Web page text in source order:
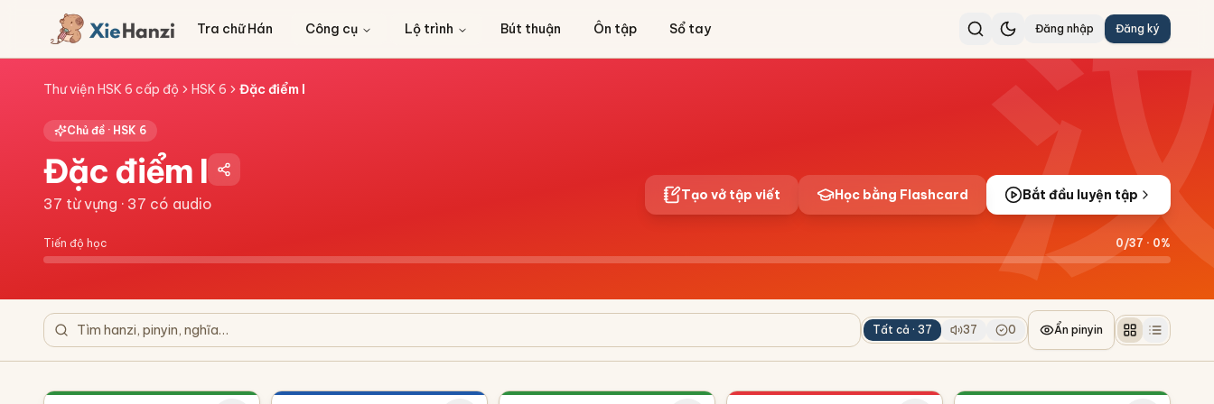
Tra chữ Hán Công cụ Lộ trình Bút thuận Ôn tập Sổ tay Đăng nhập Đăng ký
Thư viện HSK 6 cấp độ HSK 6 Đặc điểm I
Chủ đề · HSK 6
Đặc điểm I
37 từ vựng · 37 có audio Tạo vở tập viết Học bằng Flashcard Bắt đầu luyện tập
Tiến độ học 0/37 · 0%
Tất cả · 37 37 0 Ẩn pinyin